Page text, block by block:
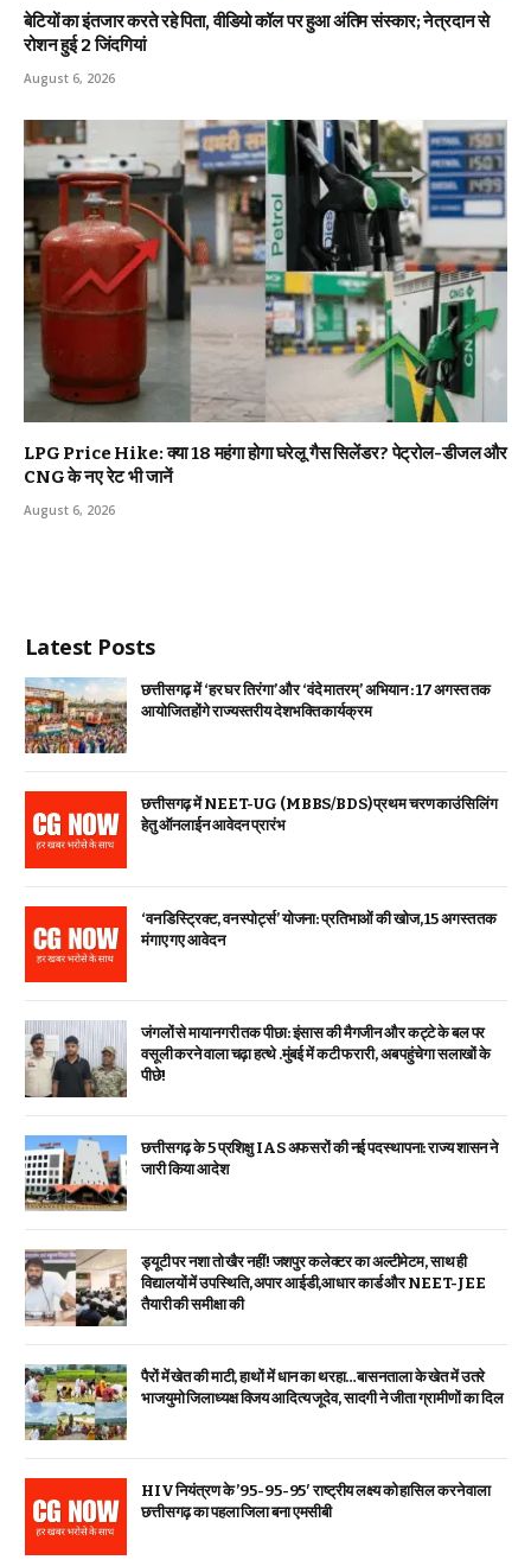
बेटियों का इंतजार करते रहे पिता, वीडियो कॉल पर हुआ अंतिम संस्कार; नेत्रदान से
रोशन हुई 2 जिंदगियां
August 6, 2026
LPG Price Hike: क्या ₹18 महंगा होगा घरेलू गैस सिलेंडर? पेट्रोल-डीजल और
CNG के नए रेट भी जानें
August 6, 2026
Latest Posts
छत्तीसगढ़ में ‘हर घर तिरंगा’ और ‘वंदे मातरम्’ अभियान : 17 अगस्त तक
आयोजित होंगे राज्यस्तरीय देशभक्ति कार्यक्रम
छत्तीसगढ़ में NEET-UG (MBBS/BDS) प्रथम चरण काउंसिलिंग
हेतु ऑनलाईन आवेदन प्रारंभ
‘वन डिस्ट्रिक्ट, वन स्पोर्ट्स’ योजना: प्रतिभाओं की खोज, 15 अगस्त तक
मंगाए गए आवेदन
जंगलों से मायानगरी तक पीछा: इंसास की मैगजीन और कट्टे के बल पर
वसूली करने वाला चढ़ा हत्थे .मुंबई में कटी फरारी, अब पहुंचेगा सलाखों के
पीछे!
छत्तीसगढ़ के 5 प्रशिक्षु IAS अफसरों की नई पदस्थापना: राज्य शासन ने
जारी किया आदेश
ड्यूटी पर नशा तो खैर नहीं! जशपुर कलेक्टर का अल्टीमेटम, साथ ही
विद्यालयों में उपस्थिति, अपार आईडी,आधार कार्ड और NEET-JEE
तैयारी की समीक्षा की
पैरों में खेत की माटी, हाथों में धान का थरहा…बासनताला के खेत में उतरे
भाजयुमो जिलाध्यक्ष विजय आदित्य जूदेव, सादगी ने जीता ग्रामीणों का दिल
HIV नियंत्रण के ’95-95-95′ राष्ट्रीय लक्ष्य को हासिल करने वाला
छत्तीसगढ़ का पहला जिला बना एमसीबी